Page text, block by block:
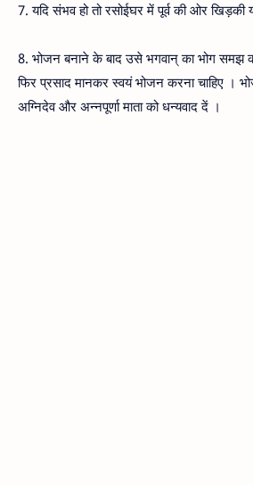
7. यदि संभव हो तो रसोईघर में पूर्व की ओर खिड़की
8. भोजन बनाने के बाद उसे भगवान् का भोग समझ
फिर प्रसाद मानकर स्वयं भोजन करना चाहिए ।
अग्निदेव और अन्नपूर्णा माता को धन्यवाद दें ।